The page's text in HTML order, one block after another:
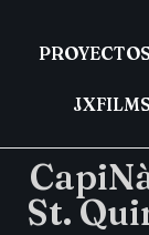
St.